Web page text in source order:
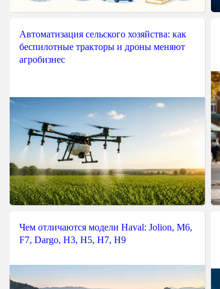
Автоматизация сельского хозяйства: как
беспилотные тракторы и дроны меняют
агробизнес
Чем отличаются модели Haval: Jolion, M6,
F7, Dargo, H3, H5, H7, H9